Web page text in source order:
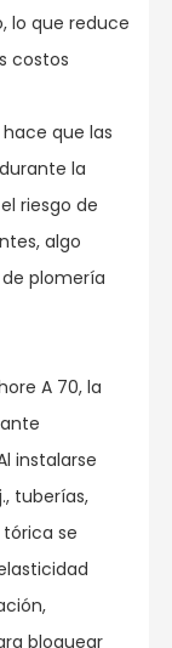
lo que reduce
costos
que las
la
riesgo de
algo
plomería
A 70, la
instalarse
tuberías,
se
bloquear